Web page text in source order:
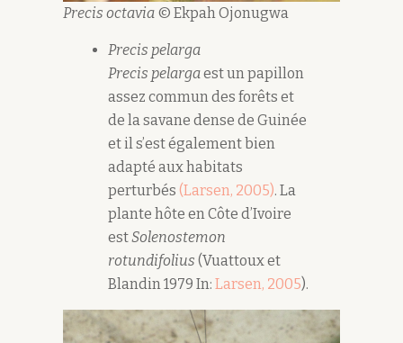
Precis octavia © Ekpah Ojonugwa
Precis pelarga
Precis pelargaest un papillon
assez commun des forêts et
de la savane dense de Guinée
et il s’est également bien
adapté aux habitats
perturbés (Larsen, 2005). La
plante hôte en Côte d’Ivoire
estSolenostemon
rotundifolius (Vuattoux et
Blandin 1979 In: Larsen, 2005).